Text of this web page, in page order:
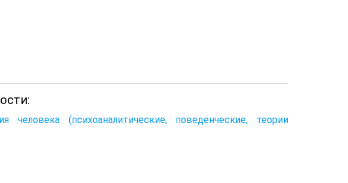
человека (психоаналитические, поведенческие, теории